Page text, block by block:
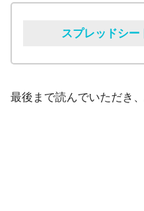
スプレッドシー
最後まで読んでいただき